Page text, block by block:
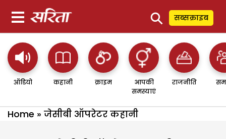
⚲ सब्सक्राइब
ऑडियो कहानी क्राइम
आपकी
समस्याएं
राजनीति
Home » जेसीबी ऑपरेटर कहानी